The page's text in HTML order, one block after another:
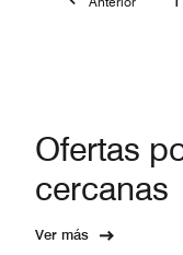
Ofertas
cercanas
Ver más